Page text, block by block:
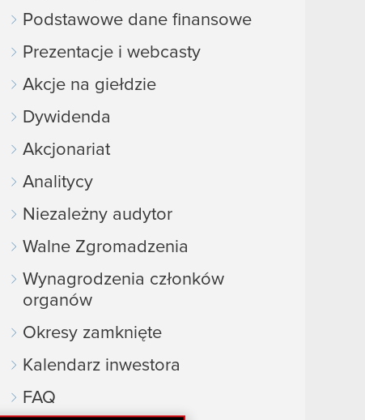
Podstawowe dane finansowe
Prezentacje i webcasty
Akcje na giełdzie
Dywidenda
Akcjonariat
Analitycy
Niezależny audytor
Walne Zgromadzenia
Wynagrodzenia członków
organów
Okresy zamknięte
Kalendarz inwestora
FAQ